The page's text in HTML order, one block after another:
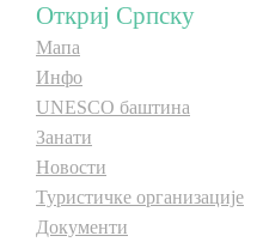
Фото
Видео
E-Brochure
Откриј Српску
Мапа
Инфо
UNESCO баштина
Занати
Новости
Туристичке организације
Документи